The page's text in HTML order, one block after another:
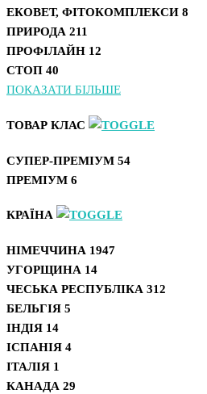
ЕКОВЕТ, ФІТОКОМПЛЕКСИ 8
ПРИРОДА 211
ПРОФІЛАЙН 12
СТОП 40
ПОКАЗАТИ БІЛЬШЕ
ТОВАР КЛАС
СУПЕР-ПРЕМІУМ 54
ПРЕМІУМ 6
КРАЇНА
НІМЕЧЧИНА 1947
УГОРЩИНА 14
ЧЕСЬКА РЕСПУБЛІКА 312
БЕЛЬГІЯ 5
ІНДІЯ 14
ІСПАНІЯ 4
ІТАЛІЯ 1
КАНАДА 29